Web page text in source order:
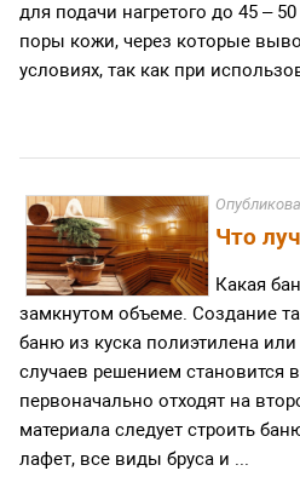
для подачи нагретого до 45 –
поры кожи, через которые
условиях, так как при
Что
Какая
замкнутом объеме. Создание
баню из куска полиэтилена
случаев решением становится
первоначально отходят на
материала следует строить
лафет, все виды бруса и ...